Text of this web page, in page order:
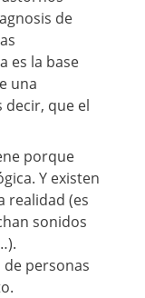
de
es la base
una
que el
porque
Y existen
realidad (es
sonidos
de personas